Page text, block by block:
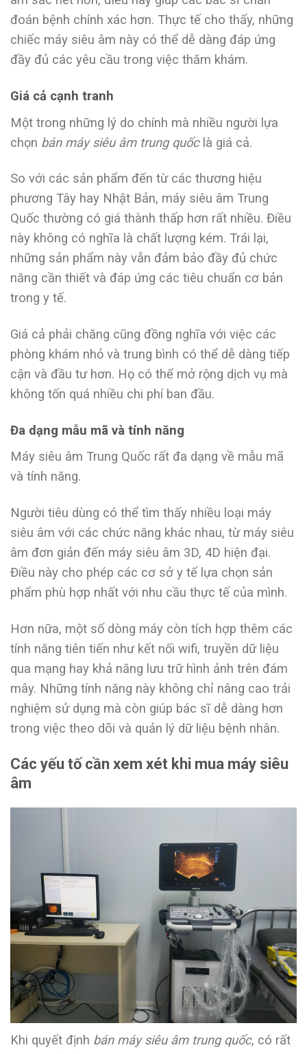
đoán bệnh chính xác hơn. Thực tế cho thấy, những
chiếc máy siêu âm này có thể dễ dàng đáp ứng
đầy đủ các yêu cầu trong việc thăm khám.
Giá cả cạnh tranh
Một trong những lý do chính mà nhiều người lựa
chọn bán máy siêu âm trung quốclà giá cả.
So với các sản phẩm đến từ các thương hiệu
phương Tây hay Nhật Bản, máy siêu âm Trung
Quốc thường có giá thành thấp hơn rất nhiều. Điều
này không có nghĩa là chất lượng kém. Trái lại,
những sản phẩm này vẫn đảm bảo đầy đủ chức
năng cần thiết và đáp ứng các tiêu chuẩn cơ bản
trong y tế.
Giá cả phải chăng cũng đồng nghĩa với việc các
phòng khám nhỏ và trung bình có thể dễ dàng tiếp
cận và đầu tư hơn. Họ có thể mở rộng dịch vụ mà
không tốn quá nhiều chi phí ban đầu.
Đa dạng mẫu mã và tính năng
Máy siêu âm Trung Quốc rất đa dạng về mẫu mã
và tính năng.
Người tiêu dùng có thể tìm thấy nhiều loại máy
siêu âm với các chức năng khác nhau, từ máy siêu
âm đơn giản đến máy siêu âm 3D, 4D hiện đại.
Điều này cho phép các cơ sở y tế lựa chọn sản
phẩm phù hợp nhất với nhu cầu thực tế của mình.
Hơn nữa, một số dòng máy còn tích hợp thêm các
tính năng tiên tiến như kết nối wifi, truyền dữ liệu
qua mạng hay khả năng lưu trữ hình ảnh trên đám
mây. Những tính năng này không chỉ nâng cao trải
nghiệm sử dụng mà còn giúp bác sĩ dễ dàng hơn
trong việc theo dõi và quản lý dữ liệu bệnh nhân.
Các yếu tố cần xem xét khi mua máy siêu
âm
Khi quyết định bán máy siêu âm trung quốc, có rất